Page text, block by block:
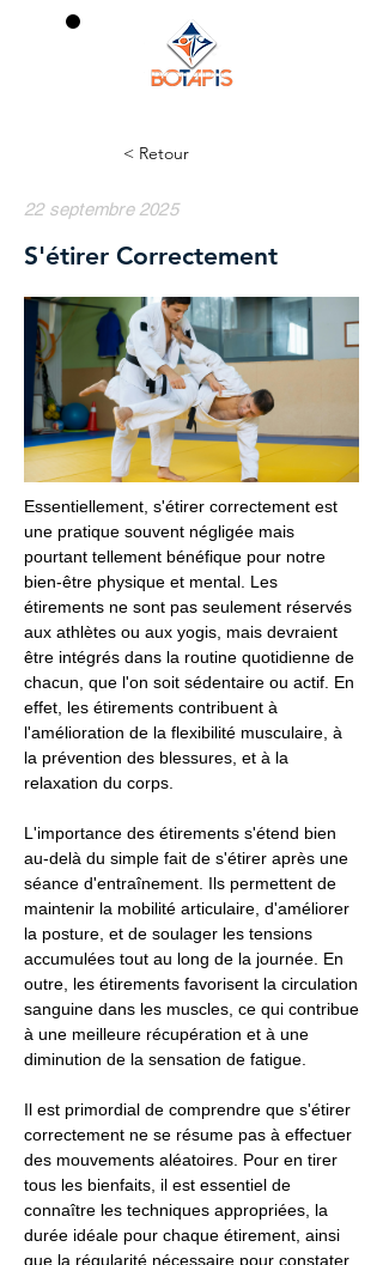
< Retour
22 septembre 2025
S'étirer Correctement
Essentiellement, s'étirer correctement est
une pratique souvent négligée mais
pourtant tellement bénéfique pour notre
bien-être physique et mental. Les
étirements ne sont pas seulement réservés
aux athlètes ou aux yogis, mais devraient
être intégrés dans la routine quotidienne de
chacun, que l'on soit sédentaire ou actif. En
effet, les étirements contribuent à
l'amélioration de la flexibilité musculaire, à
la prévention des blessures, et à la
relaxation du corps.
L'importance des étirements s'étend bien
au-delà du simple fait de s'étirer après une
séance d'entraînement. Ils permettent de
maintenir la mobilité articulaire, d'améliorer
la posture, et de soulager les tensions
accumulées tout au long de la journée. En
outre, les étirements favorisent la circulation
sanguine dans les muscles, ce qui contribue
à une meilleure récupération et à une
diminution de la sensation de fatigue.
Il est primordial de comprendre que s'étirer
correctement ne se résume pas à effectuer
des mouvements aléatoires. Pour en tirer
tous les bienfaits, il est essentiel de
connaître les techniques appropriées, la
durée idéale pour chaque étirement, ainsi
que la régularité nécessaire pour constater